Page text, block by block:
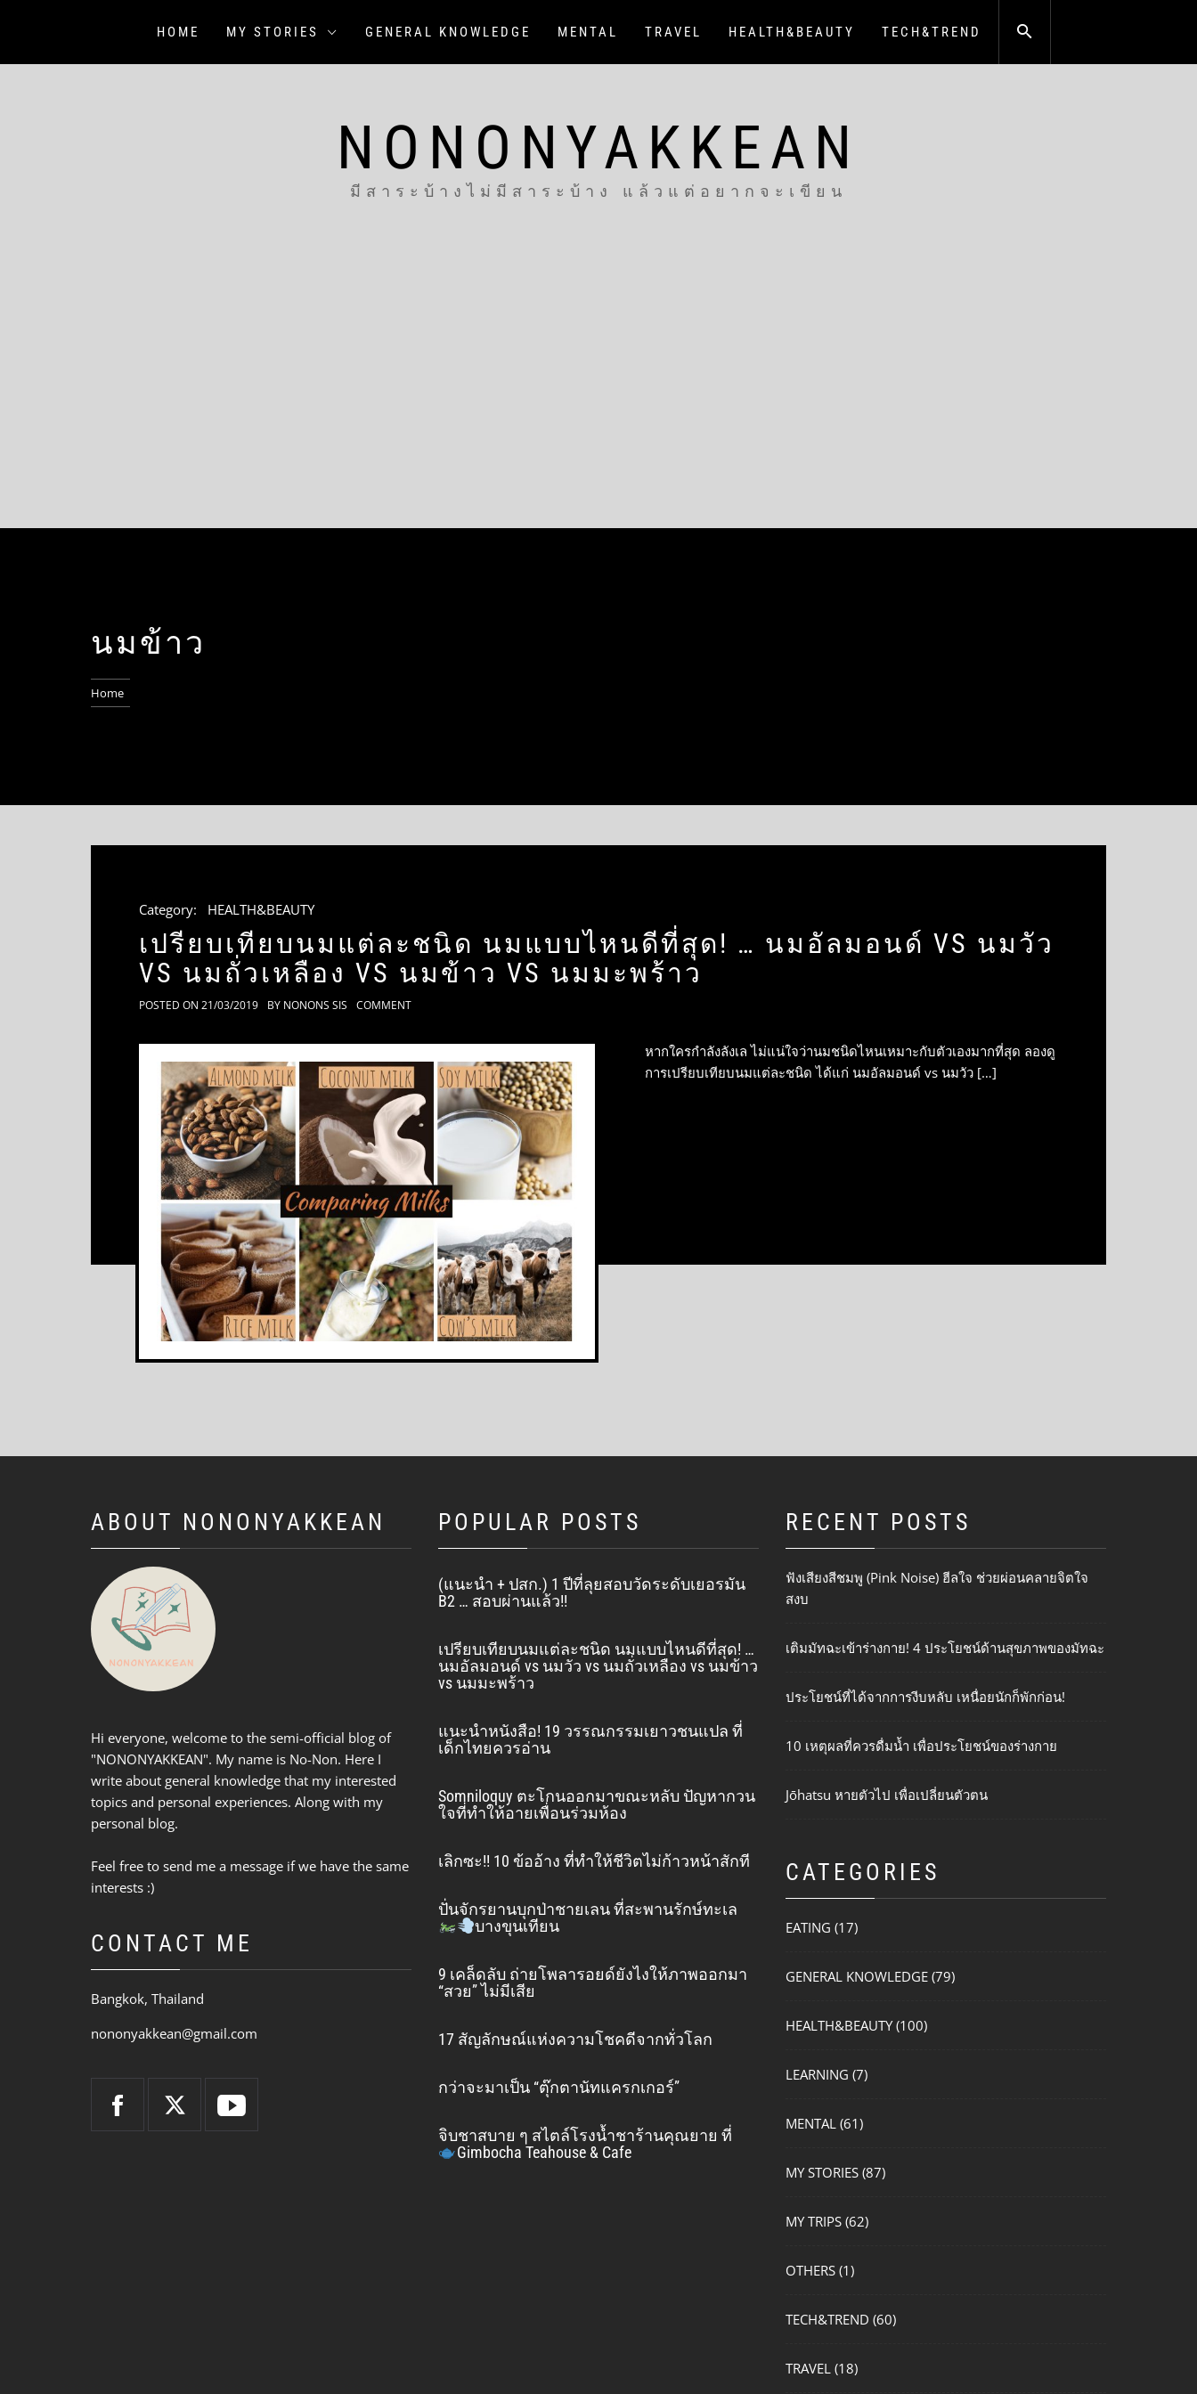
HOME MY STORIES GENERAL KNOWLEDGE MENTAL TRAVEL HEALTH&BEAUTY TECH&TREND
NONONYAKKEAN
มีสาระบ้างไม่มีสาระบ้าง แล้วแต่อยากจะเขียน
นมข้าว
Home
Category: HEALTH&BEAUTY
เปรียบเทียบนมแต่ละชนิด นมแบบไหนดีที่สุด! … นมอัลมอนด์ VS นมวัว
VS นมถั่วเหลือง VS นมข้าว VS นมมะพร้าว
POSTED ON 21/03/2019 BY NONONS SIS COMMENT
หากใครกำลังลังเล ไม่แน่ใจว่านมชนิดไหนเหมาะกับตัวเองมากที่สุด ลองดู
การเปรียบเทียบนมแต่ละชนิด ได้แก่ นมอัลมอนด์ vs นมวัว […]
ABOUT NONONYAKKEAN
Hi everyone, welcome to the semi-official blog of
"NONONYAKKEAN". My name is No-Non. Here I
write about general knowledge that my interested
topics and personal experiences. Along with my
personal blog.
Feel free to send me a message if we have the same
interests :)
CONTACT ME
Bangkok, Thailand
nononyakkean@gmail.com
POPULAR POSTS
(แนะนำ + ปสก.) 1 ปีที่ลุยสอบวัดระดับเยอรมัน
B2 … สอบผ่านแล้ว!!
เปรียบเทียบนมแต่ละชนิด นมแบบไหนดีที่สุด! …
นมอัลมอนด์ vs นมวัว vs นมถั่วเหลือง vs นมข้าว
vs นมมะพร้าว
แนะนำหนังสือ! 19 วรรณกรรมเยาวชนแปล ที่
เด็กไทยควรอ่าน
Somniloquy ตะโกนออกมาขณะหลับ ปัญหากวน
ใจที่ทำให้อายเพื่อนร่วมห้อง
เลิกซะ!! 10 ข้ออ้าง ที่ทำให้ชีวิตไม่ก้าวหน้าสักที
ปั่นจักรยานบุกป่าชายเลน ที่สะพานรักษ์ทะเล
บางขุนเทียน
9 เคล็ดลับ ถ่ายโพลารอยด์ยังไงให้ภาพออกมา
“สวย” ไม่มีเสีย
17 สัญลักษณ์แห่งความโชคดีจากทั่วโลก
กว่าจะมาเป็น “ตุ๊กตานัทแครกเกอร์”
จิบชาสบาย ๆ สไตล์โรงน้ำชาร้านคุณยาย ที่
Gimbocha Teahouse & Cafe
RECENT POSTS
ฟังเสียงสีชมพู (Pink Noise) ฮีลใจ ช่วยผ่อนคลายจิตใจ
สงบ
เติมมัทฉะเข้าร่างกาย! 4 ประโยชน์ด้านสุขภาพของมัทฉะ
ประโยชน์ที่ได้จากการงีบหลับ เหนื่อยนักก็พักก่อน!
10 เหตุผลที่ควรดื่มน้ำ เพื่อประโยชน์ของร่างกาย
Jōhatsu หายตัวไป เพื่อเปลี่ยนตัวตน
CATEGORIES
EATING (17)
GENERAL KNOWLEDGE (79)
HEALTH&BEAUTY(100)
LEARNING (7)
MENTAL (61)
MY STORIES (87)
MY TRIPS (62)
OTHERS (1)
TECH&TREND (60)
TRAVEL (18)